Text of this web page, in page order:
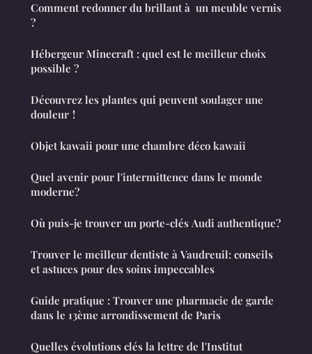
Comment redonner du brillant à un meuble vernis
?
Hébergeur Minecraft : quel est le meilleur choix
possible ?
Découvrez les plantes qui peuvent soulager une
douleur !
Objet kawaii pour une chambre déco kawaii
Quel avenir pour l'intermittence dans le monde
moderne?
Où puis-je trouver un porte-clés Audi authentique?
Trouver le meilleur dentiste à Vaudreuil: conseils
et astuces pour des soins impeccables
Guide pratique : Trouver une pharmacie de garde
dans le 13ème arrondissement de Paris
Quelles évolutions clés la lettre de l'Institut